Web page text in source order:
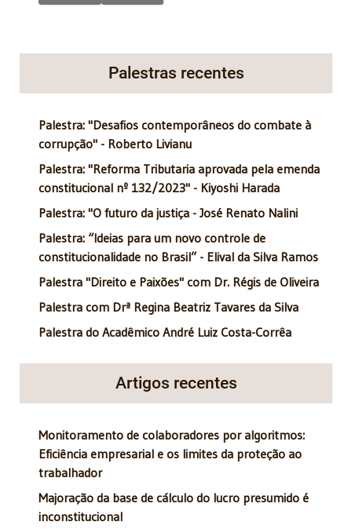
Palestras recentes
Palestra: "Desafios contemporâneos do combate à
corrupção" - Roberto Livianu
Palestra: "Reforma Tributaria aprovada pela emenda
constitucional nº 132/2023" - Kiyoshi Harada
Palestra: "O futuro da justiça - José Renato Nalini
Palestra: “Ideias para um novo controle de
constitucionalidade no Brasil” - Elival da Silva Ramos
Palestra "Direito e Paixões" com Dr. Régis de Oliveira
Palestra com Drª Regina Beatriz Tavares da Silva
Palestra do Acadêmico André Luiz Costa-Corrêa
Artigos recentes
Monitoramento de colaboradores por algoritmos:
Eficiência empresarial e os limites da proteção ao
trabalhador
Majoração da base de cálculo do lucro presumido é
inconstitucional